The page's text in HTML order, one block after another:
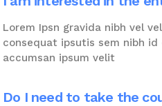
Lorem Ipsn gravida nibh vel
consequat ipsutis sem nibh
accumsan ipsum velit
Do I need to take the